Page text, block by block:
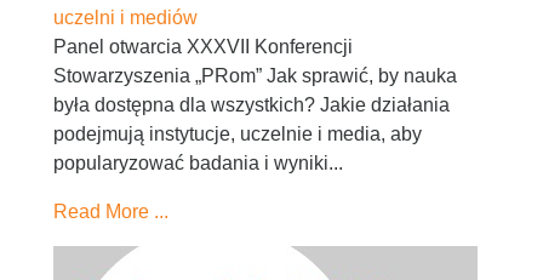
uczelni i mediów
Panel otwarcia XXXVII Konferencji
Stowarzyszenia „PRom” Jak sprawić, by nauka
była dostępna dla wszystkich? Jakie działania
podejmują instytucje, uczelnie i media, aby
popularyzować badania i wyniki...
Read More ...